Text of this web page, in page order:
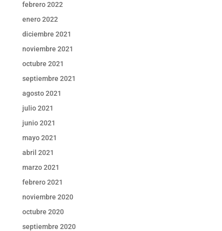
febrero 2022
enero 2022
diciembre 2021
noviembre 2021
octubre 2021
septiembre 2021
agosto 2021
julio 2021
junio 2021
mayo 2021
abril 2021
marzo 2021
febrero 2021
noviembre 2020
octubre 2020
septiembre 2020